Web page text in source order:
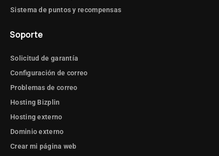
Sistema de puntos y recompensas
Soporte
Solicitud de garantía
Configuración de correo
Problemas de correo
Hosting Bizplin
Hosting externo
Dominio externo
Crear mi página web